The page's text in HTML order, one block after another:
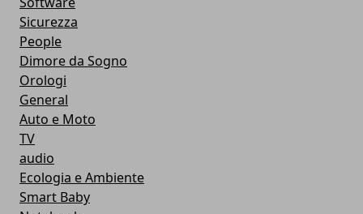
Sicurezza
People
Dimore da Sogno
Orologi
General
Auto e Moto
TV
audio
Ecologia e Ambiente
Smart Baby